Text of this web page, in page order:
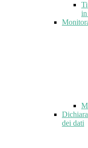
in
dei dati